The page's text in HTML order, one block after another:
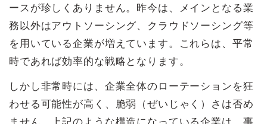
ースが珍しくありません。昨今は、メインとなる業
務以外はアウトソーシング、クラウドソーシング等
を用いている企業が増えています。これらは、平常
時であれば効率的な戦略となります。
しかし非常時には、企業全体のローテーションを狂
わせる可能性が高く、脆弱（ぜいじゃく）さは否め